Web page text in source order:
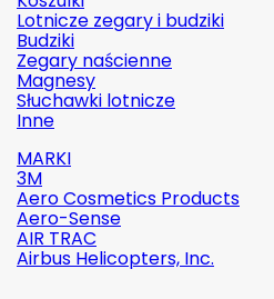
Lotnicze zegary i budziki
Budziki
Zegary naścienne
Magnesy
Słuchawki lotnicze
Inne
MARKI
3M
Aero Cosmetics Products
Aero-Sense
AIR TRAC
Airbus Helicopters, Inc.